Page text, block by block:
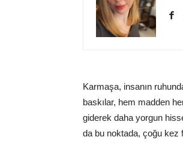
Karmaşa, insanın
baskılar, hem madden
giderek daha yorgun
da bu noktada, çoğu kez